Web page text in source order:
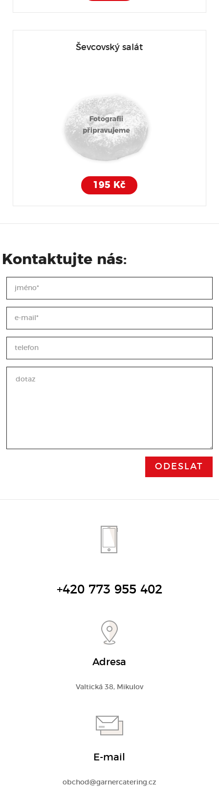
Ševcovský salát
195 Kč
Kontaktujte nás:
+420 773 955 402
Adresa
Valtická 38, Mikulov
E-mail
obchod@garnercatering.cz